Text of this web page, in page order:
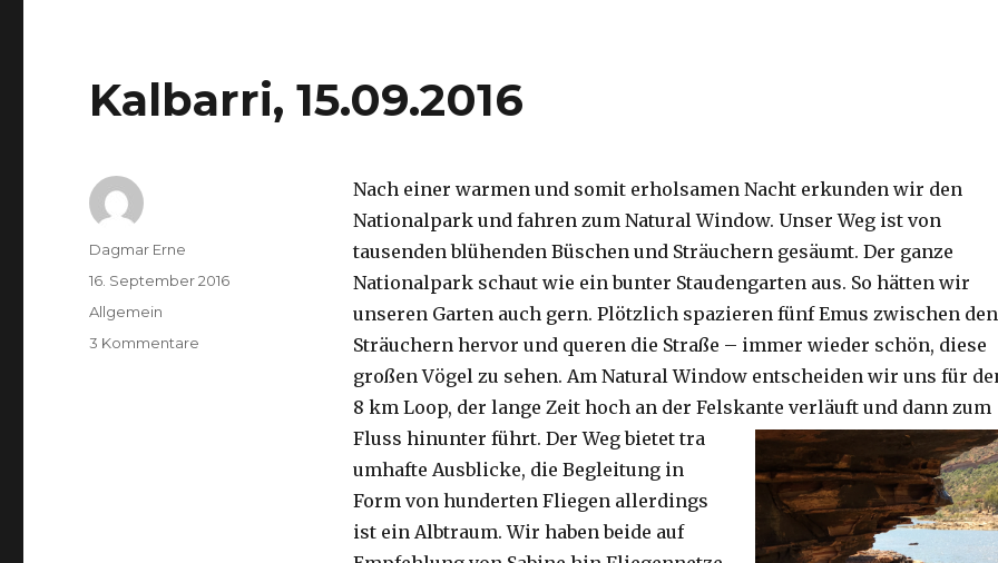
Kalbarri, 15.09.2016
Nach einer warmen und somit erholsamen Nacht erkunden wir den
Nationalpark und fahren zum Natural Window. Unser Weg ist von
tausenden blühenden Büschen und Sträuchern gesäumt. Der ganze
Nationalpark schaut wie ein bunter Staudengarten aus. So hätten wir
unseren Garten auch gern. Plötzlich spazieren fünf Emus zwischen den
Sträuchern hervor und queren die Straße – immer wieder schön, diese
großen Vögel zu sehen. Am Natural Window entscheiden wir uns für
8 km Loop, der lange Zeit hoch an der Felskante verläuft und dann zum
Fluss hinunter führt. Der Weg bietet tra
umhafte Ausblicke, die Begleitung in
Form von hunderten Fliegen allerdings
ist ein Albtraum. Wir haben beide auf
Autor
Dagmar Erne
Veröffentlicht
am
16. September 2016
Kategorien
Allgemein
3 Kommentare